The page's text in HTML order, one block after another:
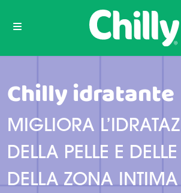
Chilly idratante
MIGLIORA
DELLA PELLE E
DELLA ZONA INTIMA